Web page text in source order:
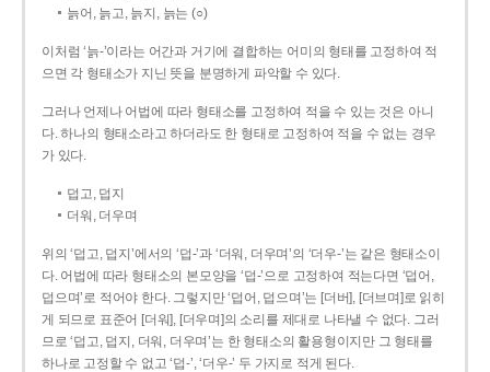
늙어, 늙고, 늙지, 늙는 (○)
이처럼 ‘늙-­’이라는 어간과 거기에 결합하는 어미의 형태를 고정하여 적
으면 각 형태소가 지닌 뜻을 분명하게 파악할 수 있다.
그러나 언제나 어법에 따라 형태소를 고정하여 적을 수 있는 것은 아니
다. 하나의 형태소라고 하더라도 한 형태로 고정하여 적을 수 없는 경우
가 있다.
덥고, 덥지
더워, 더우며
위의 ‘덥고, 덥지’에서의 ‘덥-­’과 ‘더워, 더우며’의 ‘더우-­’는 같은 형태소이
다. 어법에 따라 형태소의 본모양을 ‘덥-­’으로 고정하여 적는다면 ‘덥어,
덥으며’로 적어야 한다. 그렇지만 ‘덥어, 덥으며’는 [더버], [더브며]로 읽히
게 되므로 표준어 [더워], [더우며]의 소리를 제대로 나타낼 수 없다. 그러
므로 ‘덥고, 덥지, 더워, 더우며’는 한 형태소의 활용형이지만 그 형태를
하나로 고정할 수 없고 ‘덥-’, ‘더우-’ 두 가지로 적게 된다.